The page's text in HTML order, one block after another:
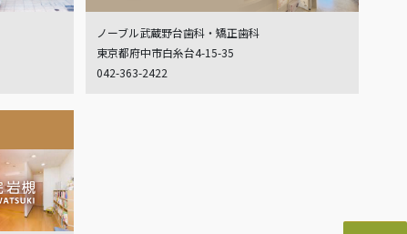
ノーブル武蔵野台歯科・矯正歯科
東京都府中市白糸台4-15-35
042-363-2422